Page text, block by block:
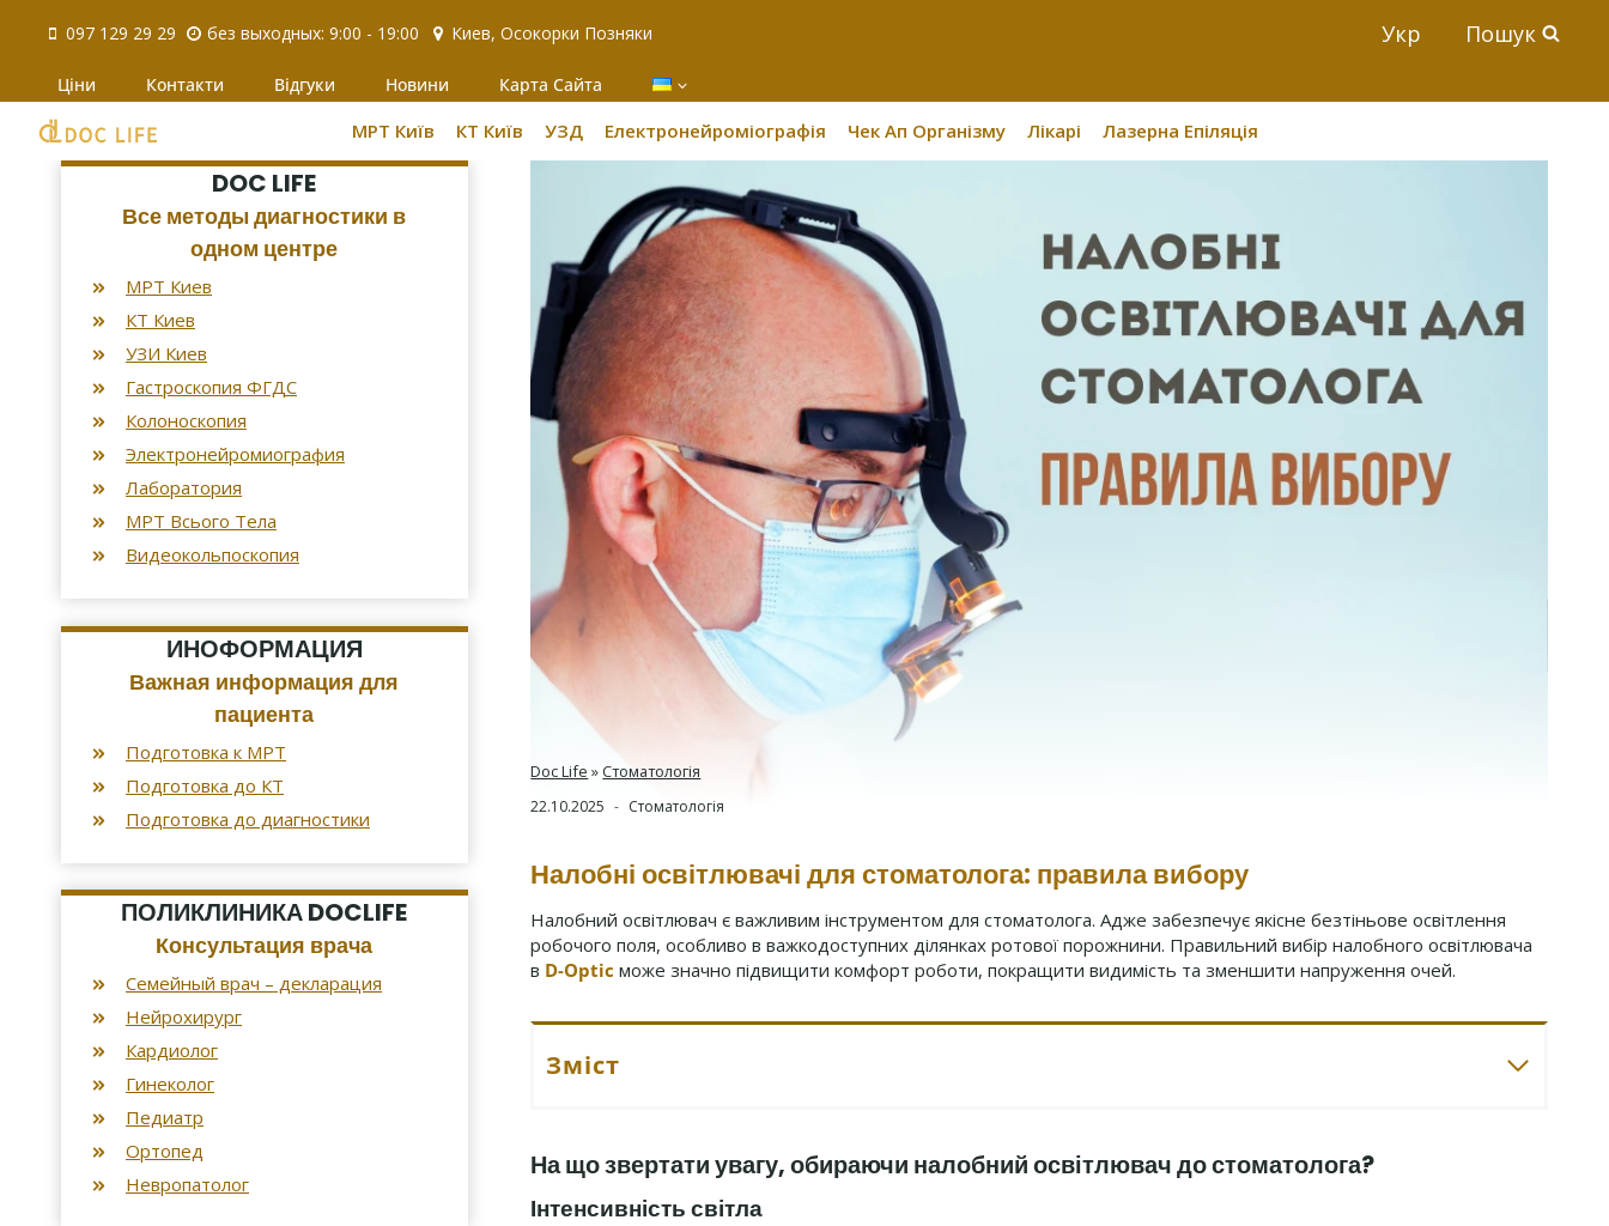
097 129 29 29 без выходных: 9:00 - 19:00 Киев, Осокорки Позняки Укр Пошук
Ціни Контакти Відгуки Новини Карта Сайта
МРТ Київ КТ Київ УЗД Електронейроміографія Чек Ап Організму Лікарі Лазерна Епіляція
Doc Life »Стоматологія
22.10.2025 Стоматологія
Налобні освітлювачі для стоматолога: правила вибору
Налобний освітлювач є важливим інструментом для стоматолога. Адже забезпечує якісне безтіньове освітлення
робочого поля, особливо в важкодоступних ділянках ротової порожнини. Правильний вибір налобного освітлювача
в D-Optic може значно підвищити комфорт роботи, покращити видимість та зменшити напруження очей.
Зміст
На що звертати увагу, обираючи налобний освітлювач до стоматолога?
Інтенсивність світла
DOC LIFE
Все методы диагностики в
одном центре
МРТ Киев
КТ Киев
УЗИ Киев
Гастроскопия ФГДС
Колоноскопия
Электронейромиография
Лаборатория
МРТ Всього Тела
Видеокольпоскопия
ИНОФОРМАЦИЯ
Важная информация для
пациента
Подготовка к МРТ
Подготовка до КТ
Подготовка до диагностики
ПОЛИКЛИНИКА DOCLIFE
Консультация врача
Семейный врач – декларация
Нейрохирург
Кардиолог
Гинеколог
Педиатр
Ортопед
Невропатолог